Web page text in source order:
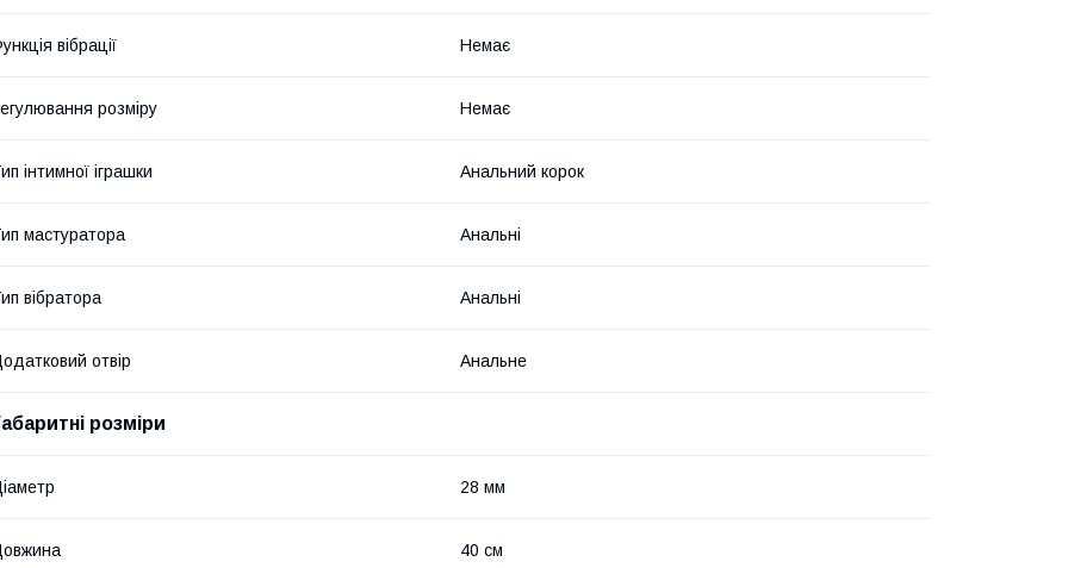
вібрації Немає
розміру Немає
інтимної іграшки Анальний корок
мастуратора Анальні
вібратора Анальні
отвір Анальне
розміри
28 мм
40 см